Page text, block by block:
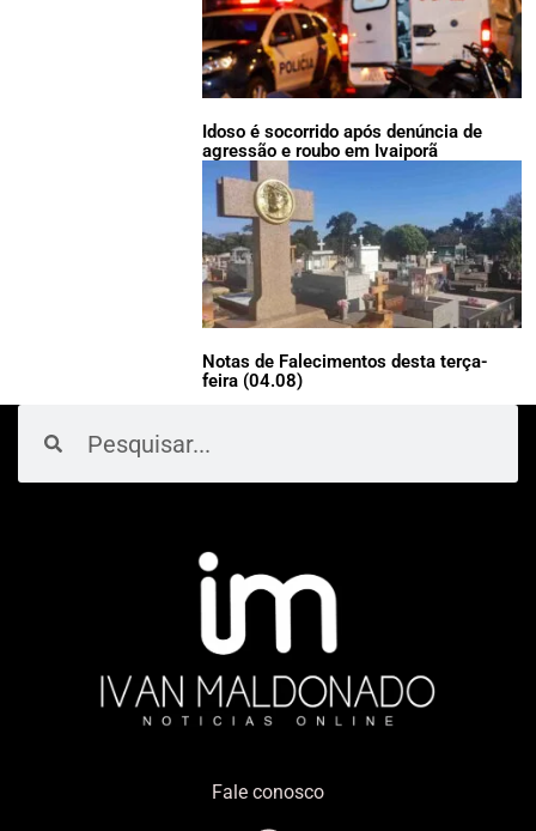
Idoso é socorrido após denúncia de
agressão e roubo em Ivaiporã
Notas de Falecimentos desta terça-
feira (04.08)
Fale conosco